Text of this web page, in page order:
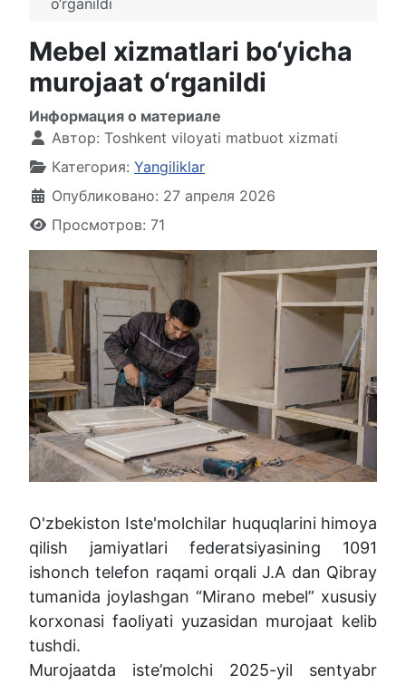
o‘rganildi
Mebel xizmatlari bo‘yicha
murojaat o‘rganildi
Информация о материале
Автор: Toshkent viloyati matbuot xizmati
Категория: Yangiliklar
Опубликовано: 27 апреля 2026
Просмотров: 71
O'zbekiston Iste'molchilar huquqlarini himoya
qilish jamiyatlari federatsiyasining 1091
ishonch telefon raqami orqali J.A dan Qibray
tumanida joylashgan “Mirano mebel” xususiy
korxonasi faoliyati yuzasidan murojaat kelib
tushdi.
Murojaatda iste’molchi 2025-yil sentyabr